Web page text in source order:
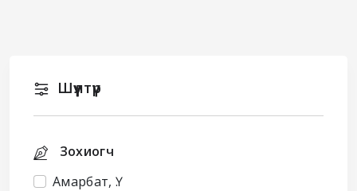
Шүүлтүүр
Зохиогч
Амарбат, Ү.